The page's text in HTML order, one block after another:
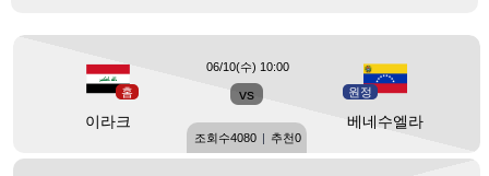
홈
이라크
vs 원정
베네수엘라
06/10(수) 10:00
조회수4080 | 추천0